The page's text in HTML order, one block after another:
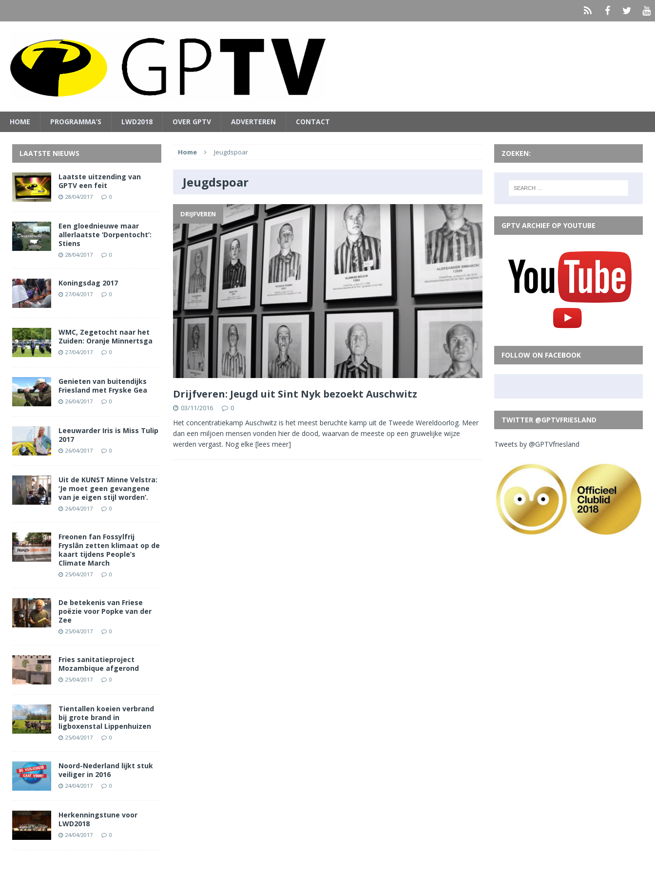
HOME PROGRAMMA’S LWD2018 OVER GPTV ADVERTEREN CONTACT
Home Jeugdspoar
Jeugdspoar
DRIJFVEREN
Drijfveren: Jeugd uit Sint Nyk bezoekt Auschwitz
03/11/2016 0
Het concentratiekamp Auschwitz is het meest beruchte kamp uit de Tweede Wereldoorlog. Meer
dan een miljoen mensen vonden hier de dood, waarvan de meeste op een gruwelijke wijze
werden vergast. Nog elke [lees meer]
LAATSTE NIEUWS
Laatste uitzending van
GPTV een feit
28/04/2017 0
Een gloednieuwe maar
allerlaatste ‘Dorpentocht’:
Stiens
28/04/2017 0
Koningsdag 2017
27/04/2017 0
WMC, Zegetocht naar het
Zuiden: Oranje Minnertsga
27/04/2017 0
Genieten van buitendijks
Friesland met Fryske Gea
26/04/2017 0
Leeuwarder Iris is Miss Tulip
2017
26/04/2017 0
Uit de KUNST Minne Velstra:
‘Je moet geen gevangene
van je eigen stijl worden’.
26/04/2017 0
Freonen fan Fossylfrij
Fryslân zetten klimaat op de
kaart tijdens People’s
Climate March
25/04/2017 0
De betekenis van Friese
poëzie voor Popke van der
Zee
25/04/2017 0
Fries sanitatieproject
Mozambique afgerond
25/04/2017 0
Tientallen koeien verbrand
bij grote brand in
ligboxenstal Lippenhuizen
25/04/2017 0
Noord-Nederland lijkt stuk
veiliger in 2016
24/04/2017 0
Herkenningstune voor
LWD2018
24/04/2017 0
ZOEKEN:
GPTV ARCHIEF OP YOUTUBE
FOLLOW ON FACEBOOK
TWITTER @GPTVFRIESLAND
Tweets by @GPTVfriesland